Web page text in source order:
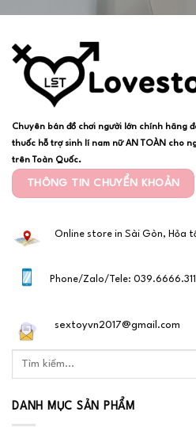
Chuyên bán đồ chơi người lớn chính hãng
thuốc hỗ trợ sinh lí nam nữ AN TOÀN cho
trên Toàn Quốc.
THÔNG TIN CHUYỂN KHOẢN
Online store in Sài Gòn, Hỏa
Phone/Zalo/Tele: 039.6666.311
sextoyvn2017@gmail.com
DANH MỤC SẢN PHẨM